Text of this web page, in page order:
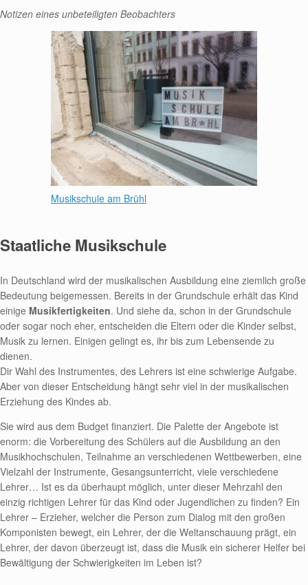
Notizen eines unbeteiligten Beobachters
Musikschule am Brühl
Staatliche Musikschule
In Deutschland wird der musikalischen Ausbildung eine ziemlich große
Bedeutung beigemessen. Bereits in der Grundschule erhält das Kind
einige Musikfertigkeiten. Und siehe da, schon in der Grundschule
oder sogar noch eher, entscheiden die Eltern oder die Kinder selbst,
Musik zu lernen. Einigen gelingt es, ihr bis zum Lebensende zu
dienen.
Dir Wahl des Instrumentes, des Lehrers ist eine schwierige Aufgabe.
Aber von dieser Entscheidung hängt sehr viel in der musikalischen
Erziehung des Kindes ab.
Sie wird aus dem Budget finanziert. Die Palette der Angebote ist
enorm: die Vorbereitung des Schülers auf die Ausbildung an den
Musikhochschulen, Teilnahme an verschiedenen Wettbewerben, eine
Vielzahl der Instrumente, Gesangsunterricht, viele verschiedene
Lehrer… Ist es da überhaupt möglich, unter dieser Mehrzahl den
einzig richtigen Lehrer für das Kind oder Jugendlichen zu finden? Ein
Lehrer – Erzieher, welcher die Person zum Dialog mit den großen
Komponisten bewegt, ein Lehrer, der die Weltanschauung prägt, ein
Lehrer, der davon überzeugt ist, dass die Musik ein sicherer Helfer bei
Bewältigung der Schwierigkeiten im Leben ist?